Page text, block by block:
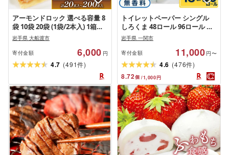
アーモンドロック 選べる容量 8
袋 10袋 20袋 (1袋/2本入) 1箱〜5
箱 お菓子 菓子 小分け 割れ スイ
ーツ おやつ フロランタン 常温
手土産 ギフト お土産 プレゼン
ト 誕生日 アーモンド クッキー
おおうらや テレビ ニュース 大
岩手県 大船渡市
寄付金額 6,000 円
4.7 (491件)
トイレットペーパー シングル
しろくま 48ロール 96ロール 無
香料 まとめ買い 大容量 日用品
備蓄 防災 岩手県 一関市
岩手県 一関市
寄付金額 11,000 円〜
4.6 (476件)
8.72個 /1,000円